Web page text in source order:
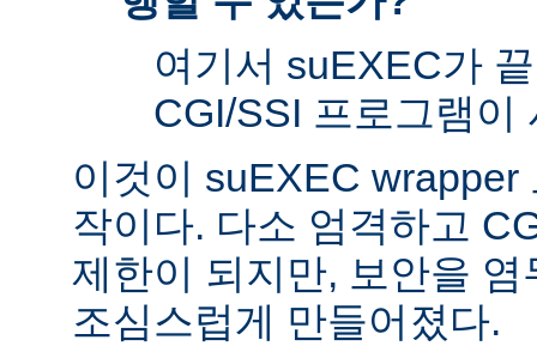
여기서 suEXEC가
CGI/SSI 프로그램이
이것이 suEXEC wrapper
작이다. 다소 엄격하고
제한이 되지만, 보안을
조심스럽게 만들어졌다.